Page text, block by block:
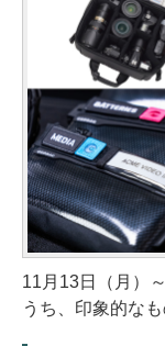
11月13日（月）
うち、印象的な